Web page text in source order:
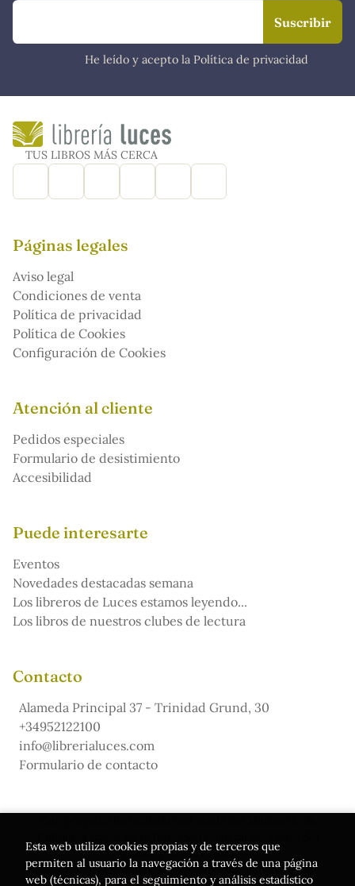
He leído y acepto la Política de privacidad
TUS LIBROS MÁS CERCA
Páginas legales
Aviso legal
Condiciones de venta
Política de privacidad
Política de Cookies
Configuración de Cookies
Atención al cliente
Pedidos especiales
Formulario de desistimiento
Accesibilidad
Puede interesarte
Eventos
Novedades destacadas semana
Los libreros de Luces estamos leyendo...
Los libros de nuestros clubes de lectura
Contacto
Alameda Principal 37 - Trinidad Grund, 30
+34952122100
info@librerialuces.com
Formulario de contacto
Cómic y de la Lectura
Esta web utiliza cookies propias y de terceros que
permiten al usuario la navegación a través de una página
web (técnicas), para el seguimiento y análisis estadístico